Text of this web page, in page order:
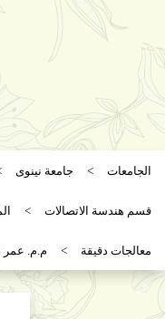
الجامعات جامعة نينوى
قسم هندسة الاتصالات
معالجات دقيقة م.م. عمر